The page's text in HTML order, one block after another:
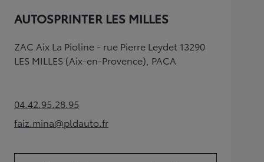
AUTOSPRINTER LES MILLES
ZAC Aix La Pioline - rue Pierre Leydet 13290
LES MILLES (Aix-en-Provence), PACA
04.42.95.28.95(Opens in new tab)
faiz.mina@pldauto.fr
(Opens in new tab)